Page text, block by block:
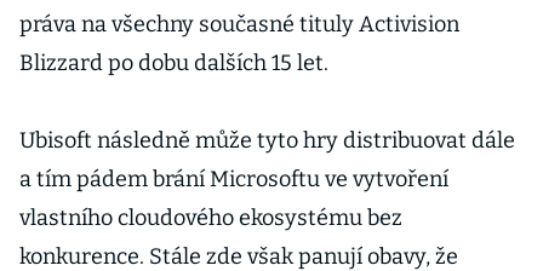
práva na všechny současné tituly Activision
Blizzard po dobu dalších 15 let.
Ubisoft následně může tyto hry distribuovat dále
a tím pádem brání Microsoftu ve vytvoření
vlastního cloudového ekosystému bez
konkurence. Stále zde však panují obavy, že